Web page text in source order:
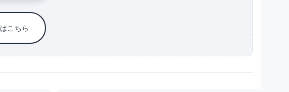
はこちら